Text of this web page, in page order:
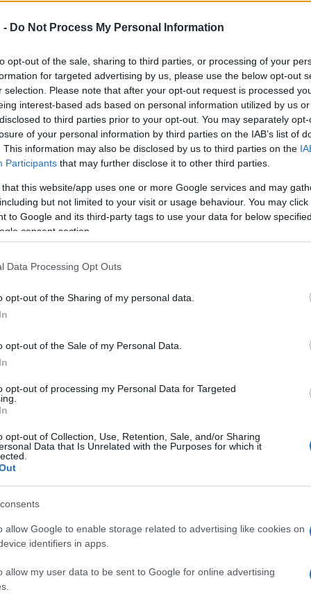
- Do Not Process My Personal Information
opt-out of the sale, sharing to third parties, or processing of your
for targeted advertising by us, please use the below opt-out
selection. Please note that after your opt-out request is processed
interest-based ads based on personal information utilized by us
to third parties prior to your opt-out. You may separately
of your personal information by third parties on the IAB’s list of
This information may also be disclosed by us to third parties on the
Participants that may further disclose it to other third parties.
that this website/app uses one or more Google services and may
but not limited to your visit or usage behaviour. You may
to Google and its third-party tags to use your data for below
consent section.
Data Processing Opt Outs
opt-out of the Sharing of my personal data.
opt-out of the Sale of my Personal Data.
opt-out of processing my Personal Data for Targeted
opt-out of Collection, Use, Retention, Sale, and/or Sharing
Data that Is Unrelated with the Purposes for which it
allow Google to enable storage related to advertising like cookies on
identifiers in apps.
allow my user data to be sent to Google for online advertising
összdíjazású versenyre összesen 117 pályamű érkezett,
támogatja. A Zöld Követ Egyesület 2021
89 egyéni és 28 csapatban benyújtott ötlet érkezett be.
minél több ötletnek találjanak
is segítik és támogatják ötleteik
Egyesület elnökét. Az ötletbörzére benyújtott pályázatok
környezet védelme, a biodiverzitás megőrzése, a
szakértőiből álló zsűri összesen hat pályaművet díjazott a
dóm projektje egy köztérre
virágokat a beporzó rovarok számára.
projektje, egy minta-konyhakert létrehozása, amely a
és Hamar József ÖkoPlusz projektje, amely a közösségi
Balázs Patrik decarbonise! koncepciója, valamint Gál-
ötlete.
koncepcióját egymillió forint értékű szakmai konzultációs
kavicsok közül és a bokrok alól eltávolítani a
céljuk az volt, hogy a leendő nyertest segítsék vállalkozási
azt is fel tudták mérni, melyik ötletnek lehet a
bővebb információ a